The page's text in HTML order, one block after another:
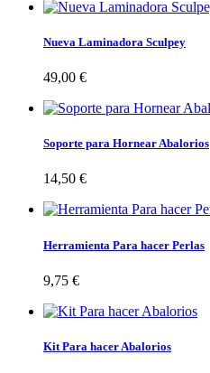
Nueva Laminadora Sculpey
49,00 €
Soporte para Hornear Abalorios
14,50 €
Herramienta Para hacer Perlas
9,75 €
Kit Para hacer Abalorios